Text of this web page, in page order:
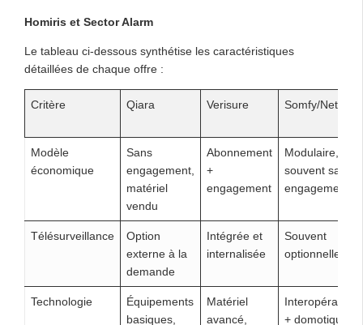
Homiris et Sector Alarm
Le tableau ci-dessous synthétise les caractéristiques
détaillées de chaque offre :
Critère Qiara Verisure Somfy/Netatmo
Modèle
économique
Sans
engagement,
matériel
vendu
Abonnement
+
engagement
Modulaire,
souvent sans
engagement
Télésurveillance
Option
externe à la
demande
Intégrée et
internalisée
Souvent
optionnelle
Technologie
Équipements
basiques,
Matériel
avancé,
+ domotique